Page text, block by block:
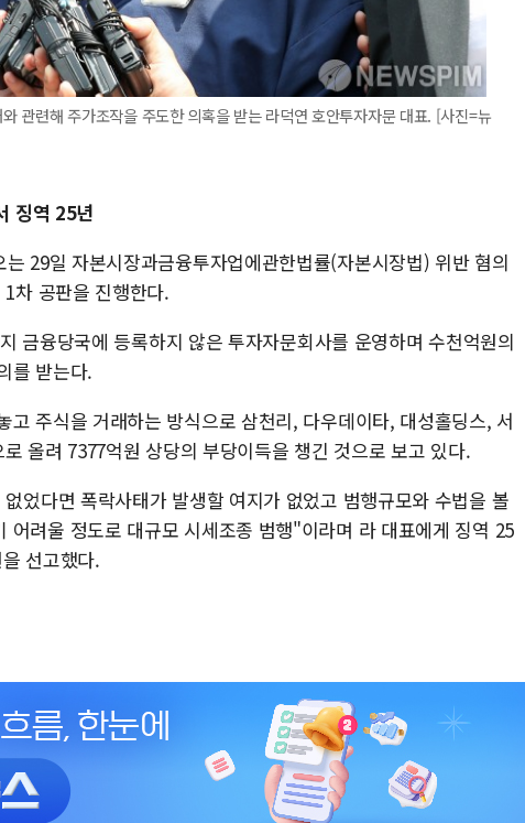
관련해 주가조작을 주도한 의혹을 받는 라덕연 호안투자자문 대표. [사진=뉴
징역 25년
29일 자본시장과금융투자업에관한법률(자본시장법) 위반 혐의
차 공판을 진행한다.
금융당국에 등록하지 않은 투자자문회사를 운영하며 수천억원의
를 받는다.
고 주식을 거래하는 방식으로 삼천리, 다우데이타, 대성홀딩스, 서
올려 7377억원 상당의 부당이득을 챙긴 것으로 보고 있다.
었다면 폭락사태가 발생할 여지가 없었고 범행규모와 수법을 볼
어려울 정도로 대규모 시세조종 범행"이라며 라 대표에게 징역 25
선고했다.